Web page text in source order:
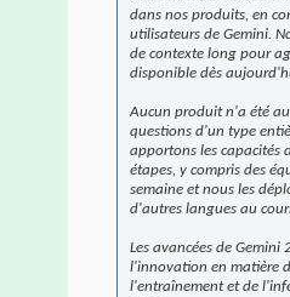
dans nos produits, en
utilisateurs de Gemini.
de contexte long pour
disponible dès
Aucun produit n'a été
questions d'un type
apportons les capacités
étapes, y compris des
semaine et nous les
d'autres langues au
Les avancées de
l'innovation en matière
l'entraînement et de